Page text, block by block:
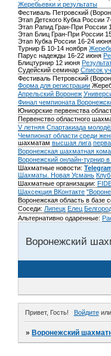
Жеребьевки и результаты
Фестиваль Петровский
Этап Детского Кубка России
Этап Рапид Гран-При России
Этап Блиц Гран-При России
Этап Кубка России 16-24 июня
Турнир Б 10-14 ноября
Парус надежды 16-22 июня
Блицтурнир 12 июня
Судейский семинар Список
Фестиваль Петровский
Форма для регистрации
Апрельский Воронеж
Финал чемпионата
Юниорские первенства
Первенство областного
V летняя Спартакиада
Чемпионат области среди
шахматам высшая лига
Воронежская шахматная
Воронежский онлайн-турнир
Шахматные новости:
Шахматы. Новая Усмань
Шахматные организации:
Шахсекция ВКонтакте
Воронежская область в базе
Соседи: Липецк Елец
Альтернативно одаренные:
Воронежский
Привет, Гость! Войдитеили
»Воронежский